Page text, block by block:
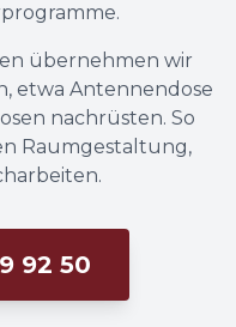
übernehmen wir
etwa Antennendose
nachrüsten. So
Raumgestaltung,
92 50